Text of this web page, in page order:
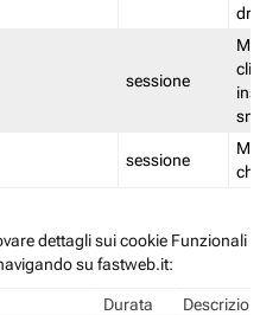
sessione
sessione
dettagli sui cookie Funzionali
su fastweb.it:
Durata Descrizione